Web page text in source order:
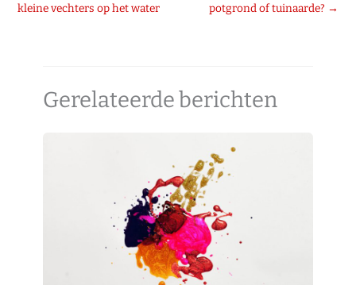
kleine vechters op het water
potgrond of tuinaarde? →
Gerelateerde berichten